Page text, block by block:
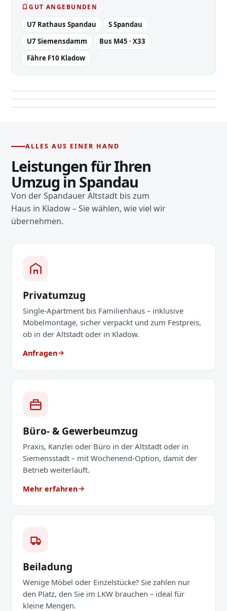
GUT ANGEBUNDEN
U7 Rathaus Spandau
S Spandau
U7 Siemensdamm
Bus M45 · X33
Fähre F10 Kladow
…lkw-moebellift-einsatz.webp
ALLES AUS EINER HAND
Leistungen für Ihren
Umzug in Spandau
Von der Spandauer Altstadt bis zum
Haus in Kladow – Sie wählen, wie viel wir
übernehmen.
Privatumzug
Single-Apartment bis Familienhaus – inklusive
Möbelmontage, sicher verpackt und zum Festpreis,
ob in der Altstadt oder in Kladow.
Anfragen
Büro- & Gewerbeumzug
Praxis, Kanzlei oder Büro in der Altstadt oder in
Siemensstadt – mit Wochenend-Option, damit der
Betrieb weiterläuft.
Mehr erfahren
Beiladung
Wenige Möbel oder Einzelstücke? Sie zahlen nur
den Platz, den Sie im LKW brauchen – ideal für
kleine Mengen.